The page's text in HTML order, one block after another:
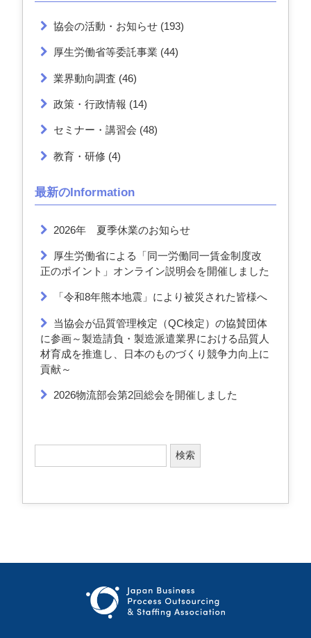
協会の活動・お知らせ(193)
厚生労働省等委託事業 (44)
業界動向調査 (46)
政策・行政情報 (14)
セミナー・講習会 (48)
教育・研修 (4)
最新のInformation
2026年 夏季休業のお知らせ
厚生労働省による「同一労働同一賃金制度改
正のポイント」オンライン説明会を開催しました
「令和8年熊本地震」により被災された皆様へ
当協会が品質管理検定（QC検定）の協賛団体
に参画～製造請負・製造派遣業界における品質人
材育成を推進し、日本のものづくり競争力向上に
貢献～
2026物流部会第2回総会を開催しました
索